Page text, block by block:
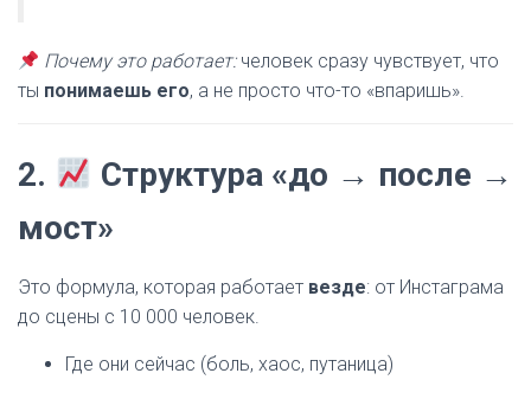
Почему это работает:человек сразу чувствует, что
ты понимаешь его, а не просто что-то «впаришь».
2.
Структура «до → после →
мост»
Это формула, которая работает везде: от Инстаграма
до сцены с 10 000 человек.
Где они сейчас (боль, хаос, путаница)